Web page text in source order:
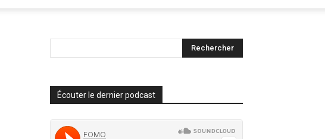
Écouter le dernier podcast